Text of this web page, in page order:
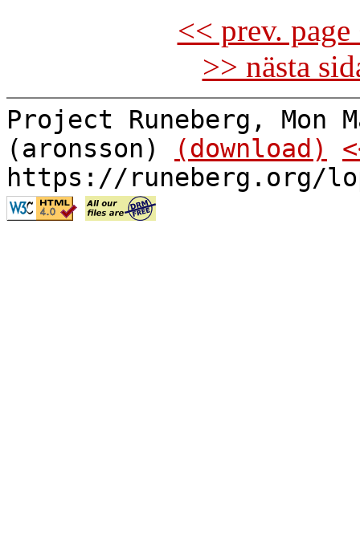
<< prev.
>> nästa
Project Runeberg, Mon
(aronsson)
(download)
https://runeberg.org/